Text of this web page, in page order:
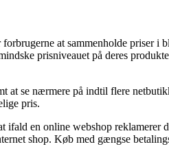
at sammenholde priser i
prisniveauet på deres
at se nærmere på indtil flere
pris.
ifald en online webshop reklamerer
shop. Køb med gængse